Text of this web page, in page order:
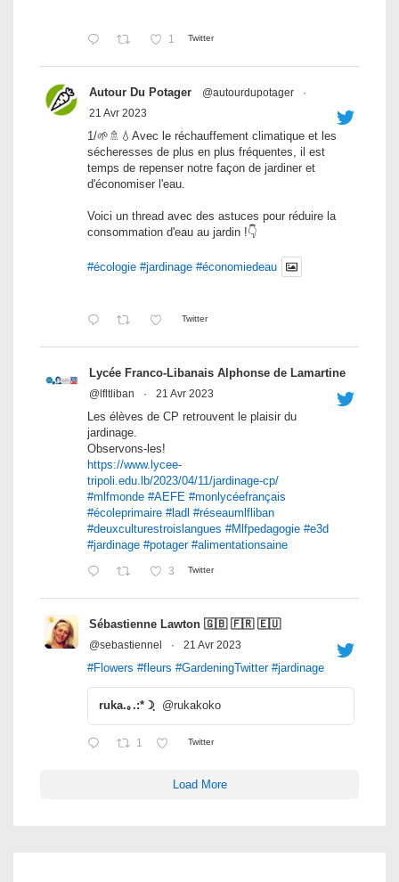
1 Twitter
Autour Du Potager @autourdupotager
·
21 Avr 2023
1/🌱🚿💧Avec le réchauffement climatique et les
sécheresses de plus en plus fréquentes, il est
temps de repenser notre façon de jardiner et
d'économiser l'eau.
Voici un thread avec des astuces pour réduire la
consommation d'eau au jardin !👇
#écologie #jardinage #économiedeau
Twitter
Lycée Franco-Libanais Alphonse de Lamartine
@lfltliban · 21 Avr 2023
Les élèves de CP retrouvent le plaisir du
jardinage.
Observons-les!
https://www.lycee-
tripoli.edu.lb/2023/04/11/jardinage-cp/
#mlfmonde #AEFE #monlycéefrançais
#écoleprimaire #ladl #réseaumlfliban
#deuxculturestroislangues #Mlfpedagogie #e3d
#jardinage #potager #alimentationsaine
3 Twitter
Sébastienne Lawton 🇬🇧 🇫🇷 🇪🇺
@sebastiennel · 21 Avr 2023
#Flowers #fleurs #GardeningTwitter #jardinage
ruka.｡.:*☽ฺ @rukakoko
1 Twitter
Load More